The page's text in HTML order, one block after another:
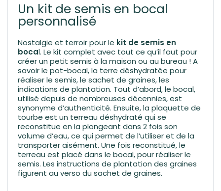
Un kit de semis en bocal
personnalisé
Nostalgie et terroir pour le kit de semis en
bocal. Le kit complet avec tout ce qu’il faut pour
créer un petit semis à la maison ou au bureau ! A
savoir le pot-bocal, la terre déshydratée pour
réaliser le semis, le sachet de graines, les
indications de plantation. Tout d’abord, le bocal,
utilisé depuis de nombreuses décennies, est
synonyme d’authenticité. Ensuite, la plaquette de
tourbe est un terreau déshydraté qui se
reconstitue en la plongeant dans 2 fois son
volume d’eau, ce qui permet de l’utiliser et de la
transporter aisément. Une fois reconstitué, le
terreau est placé dans le bocal, pour réaliser le
semis. Les instructions de plantation des graines
figurent au verso du sachet de graines.